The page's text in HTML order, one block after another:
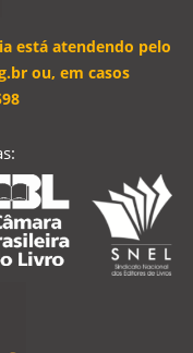
está atendendo pelo
ou, em casos